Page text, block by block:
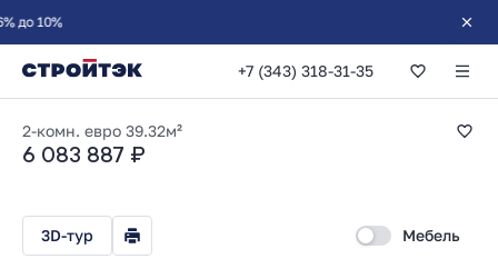
+7 (343) 318-31-35
1-комнатная
2-комн. евро 39.32м²
6 083 887 ₽
3D-тур Мебель